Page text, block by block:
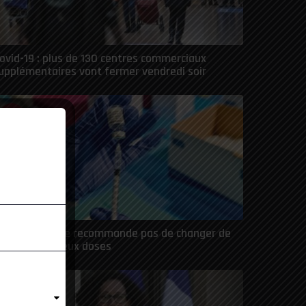
19 : plus de 130 centres commerciaux
vont fermer vendredi soir
Covid : l’OMS ne recommande pas de changer de
vaccin entre deux doses